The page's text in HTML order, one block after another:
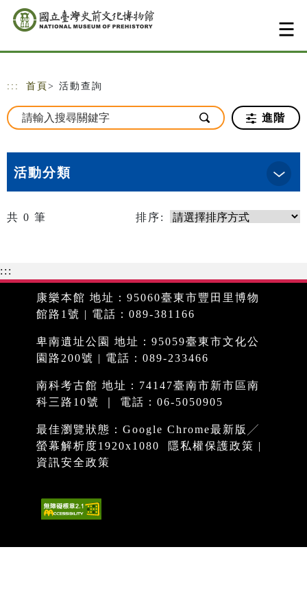
跳到主要內容
網站導覽
::: 首頁 > 活動查詢
進階
活動分類
共 0 筆 排序:
:::
康樂本館 地址：95060臺東市豐田里博物
館路1號 | 電話：089-381166
卑南遺址公園 地址：95059臺東市文化公
園路200號 | 電話：089-233466
南科考古館 地址：74147臺南市新市區南
科三路10號 ｜ 電話：06-5050905
最佳瀏覽狀態：Google Chrome最新版╱
螢幕解析度1920x1080
隱私權保護政策 |
資訊安全政策